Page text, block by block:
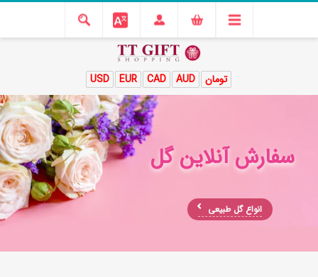
USD EUR CAD AUD تومان
سفارش آنلاین گل
انواع گل طبیعی